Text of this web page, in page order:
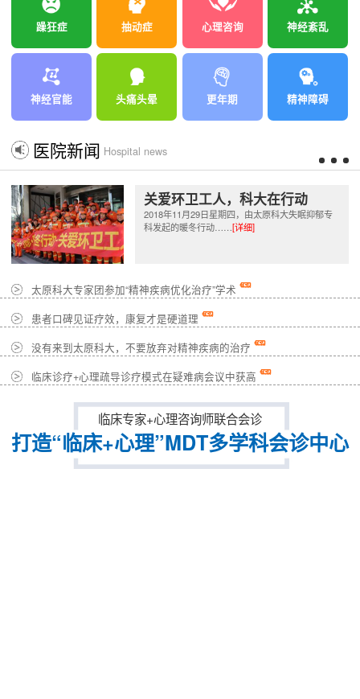
躁狂症 抽动症 心理咨询 神经紊乱
神经官能 头痛头晕 更年期 精神障碍
医院新闻 Hospital news
关爱环卫工人，科大在行动
2018年11月29日星期四，由太原科大失眠抑郁专
科发起的暖冬行动……[详细]
太原科大专家团参加“精神疾病优化治疗”学术
患者口碑见证疗效，康复才是硬道理
没有来到太原科大，不要放弃对精神疾病的治疗
临床诊疗+心理疏导诊疗模式在疑难病会议中获高
临床专家+心理咨询师联合会诊
打造“临床+心理”MDT多学科会诊中心